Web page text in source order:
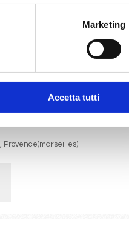
Marketing
Accetta tutti
Provence(marseilles)